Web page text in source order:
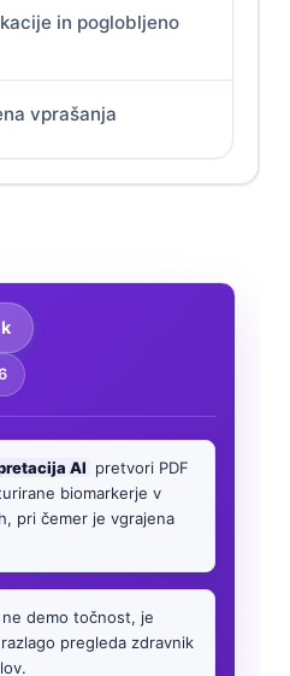
in poglobljeno
vprašanja
AI pretvori PDF
biomarkerje v
pri čemer je vgrajena
ne demo točnost, je
pregleda zdravnik